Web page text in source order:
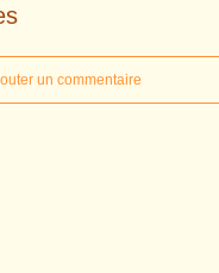
un commentaire